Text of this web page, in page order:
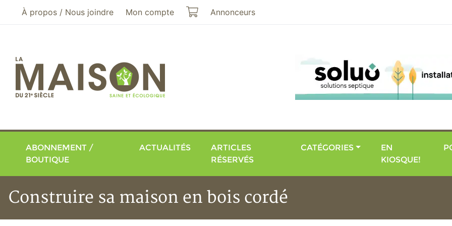
Aller au menu principal
Aller au contenu principal
À propos / Nous joindre Mon compte Mon panier
Annonceurs
ABONNEMENT /
BOUTIQUE
ACTUALITÉS
ARTICLES
RÉSERVÉS
CATÉGORIES
EN
KIOSQUE!
Construire sa maison en bois cordé